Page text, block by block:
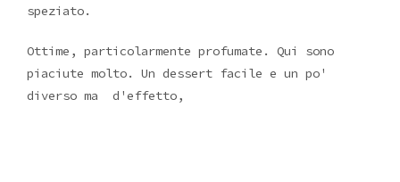
speziato.
Ottime, particolarmente profumate. Qui sono
piaciute molto. Un dessert facile e un po'
diverso ma d'effetto,